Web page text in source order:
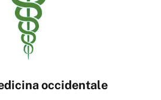
occidentale